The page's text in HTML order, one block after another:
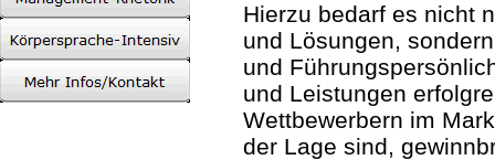
Hierzu bedarf es nicht
und Lösungen,
und
und Leistungen
Wettbewerbern im
der Lage sind,